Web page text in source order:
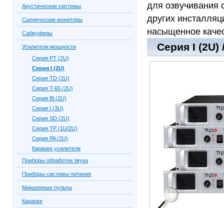
для озвучивания
других
насыщенное
Серия I (2U)
Акустические системы
Сценические мониторы
Сабвуферы
Усилители мощности
Серия PT (2U)
Серия I (2U)
Серия TD (2U)
Серия T-65 (2U)
Серия Bi (2U)
Серия I (3U)
Серия SD (2U)
Серия TP (1U/2U)
Серия PA (2U)
Караоке усилители
Приборы обработки звука
Приборы системы питания
Микшерные пульты
Караоке